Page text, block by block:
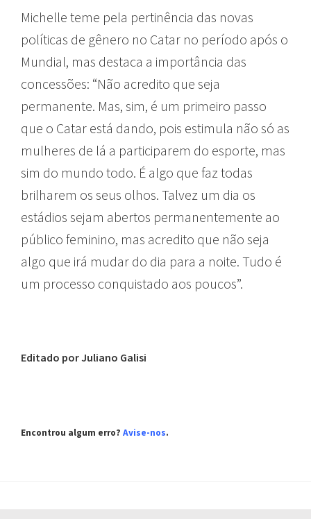
Michelle teme pela pertinência das novas
políticas de gênero no Catar no período após o
Mundial, mas destaca a importância das
concessões: “Não acredito que seja
permanente. Mas, sim, é um primeiro passo
que o Catar está dando, pois estimula não só as
mulheres de lá a participarem do esporte, mas
sim do mundo todo. É algo que faz todas
brilharem os seus olhos. Talvez um dia os
estádios sejam abertos permanentemente ao
público feminino, mas acredito que não seja
algo que irá mudar do dia para a noite. Tudo é
um processo conquistado aos poucos”.
Editado por Juliano Galisi
Encontrou algum erro? Avise-nos.